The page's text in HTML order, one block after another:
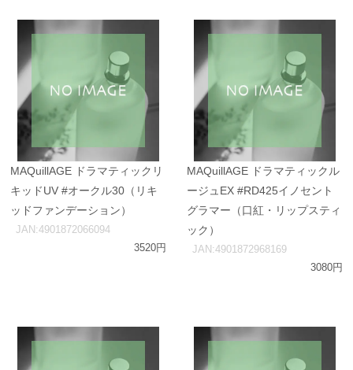
MAQuillAGE ドラマティックリ
キッドUV #オークル30（リキ
ッドファンデーション）
JAN:4901872066094
3520円
MAQuillAGE ドラマティックル
ージュEX #RD425イノセント
グラマー（口紅・リップスティ
ック）
JAN:4901872968169
3080円